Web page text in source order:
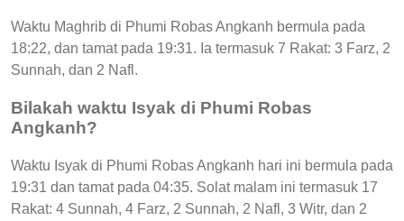
Waktu Maghrib di Phumi Robas Angkanh bermula pada
18:22, dan tamat pada 19:31. Ia termasuk 7 Rakat: 3 Farz, 2
Sunnah, dan 2 Nafl.
Bilakah waktu Isyak di Phumi Robas
Angkanh?
Waktu Isyak di Phumi Robas Angkanh hari ini bermula pada
19:31 dan tamat pada 04:35. Solat malam ini termasuk 17
Rakat: 4 Sunnah, 4 Farz, 2 Sunnah, 2 Nafl, 3 Witr, dan 2